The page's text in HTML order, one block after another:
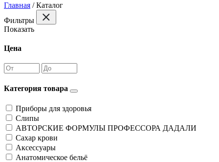
Главная / Каталог
Фильтры
Показать
Цена
Категория товара
Приборы для здоровья
Слипы
АВТОРСКИЕ ФОРМУЛЫ ПРОФЕССОРА ДАДАЛИ
Сахар крови
Аксессуары
Анатомическое бельё